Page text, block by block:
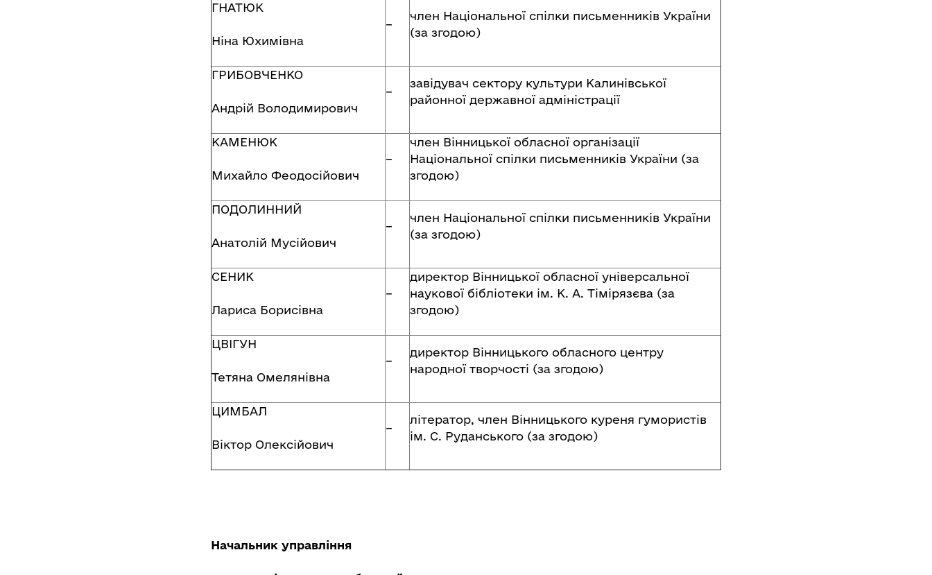
ГНАТЮК
Ніна Юхимівна
–
член Національної спілки письменників України
(за згодою)
ГРИБОВЧЕНКО
Андрій Володимирович
–
завідувач сектору культури Калинівської
районної державної адміністрації
КАМЕНЮК
Михайло Феодосійович
–
член Вінницької обласної організації
Національної спілки письменників України (за
згодою)
ПОДОЛИННИЙ
Анатолій Мусійович
–
член Національної спілки письменників України
(за згодою)
СЕНИК
Лариса Борисівна
–
директор Вінницької обласної універсальної
наукової бібліотеки ім. К. А. Тімірязєва (за
згодою)
ЦВІГУН
Тетяна Омелянівна
–
директор Вінницького обласного центру
народної творчості (за згодою)
ЦИМБАЛ
Віктор Олексійович
–
літератор, член Вінницького куреня гумористів
ім. С. Руданського (за згодою)
Начальник управління